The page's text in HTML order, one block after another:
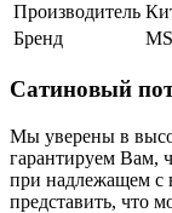
Производитель
Бренд
Сатиновый
Мы уверены в
гарантируем Вам,
при надлежащем с
представить, что